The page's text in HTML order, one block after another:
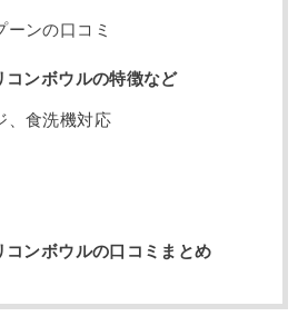
ーンの口コミ
ンボウルの特徴など
、食洗機対応
ンボウルの口コミまとめ